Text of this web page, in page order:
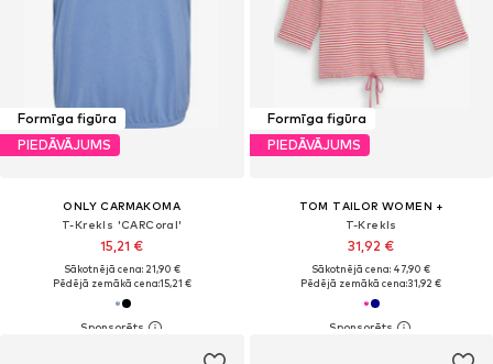
Formīga figūra
PIEDĀVĀJUMS
ONLY CARMAKOMA
T-Krekls 'CARCoral'
15,21 €
Sākotnējā cena: 21,90 €
Pēdējā zemākā cena:15,21 €
Formīga figūra
PIEDĀVĀJUMS
TOM TAILOR WOMEN +
T-Krekls
31,92 €
Sākotnējā cena: 47,90 €
Pēdējā zemākā cena:31,92 €